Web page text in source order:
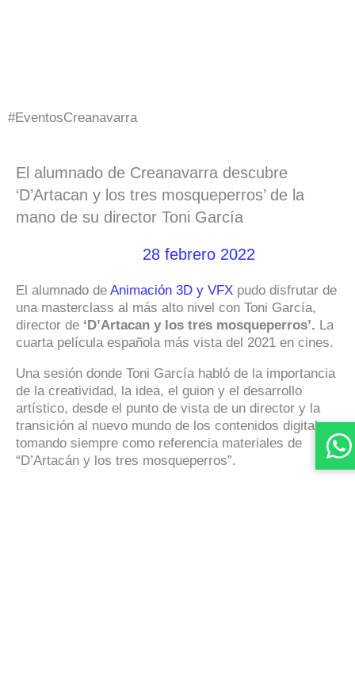
#EventosCreanavarra
El alumnado de Creanavarra descubre
‘D’Artacan y los tres mosqueperros’ de la
mano de su director Toni García
28 febrero 2022
El alumnado de Animación 3D y VFX pudo disfrutar de
una masterclass al más alto nivel con Toni García,
director de ‘D’Artacan y los tres mosqueperros’. La
cuarta película española más vista del 2021 en cines.
Una sesión donde Toni García habló de la importancia
de la creatividad, la idea, el guion y el desarrollo
artístico, desde el punto de vista de un director y la
transición al nuevo mundo de los contenidos digitales,
tomando siempre como referencia materiales de
“D’Artacán y los tres mosqueperros”.